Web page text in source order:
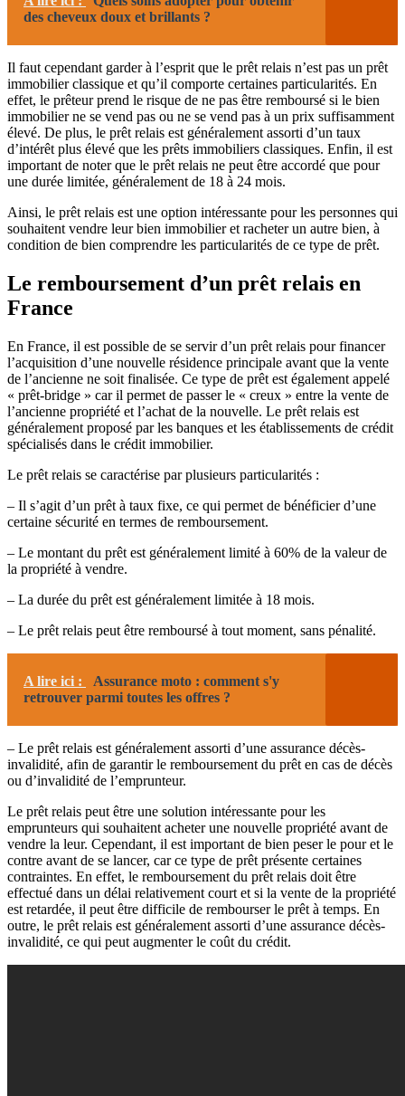
des cheveux doux et brillants ?
Il faut cependant garder à l’esprit que le prêt relais n’est pas un prêt
immobilier classique et qu’il comporte certaines particularités. En
effet, le prêteur prend le risque de ne pas être remboursé si le bien
immobilier ne se vend pas ou ne se vend pas à un prix suffisamment
élevé. De plus, le prêt relais est généralement assorti d’un taux
d’intérêt plus élevé que les prêts immobiliers classiques. Enfin, il est
important de noter que le prêt relais ne peut être accordé que pour
une durée limitée, généralement de 18 à 24 mois.
Ainsi, le prêt relais est une option intéressante pour les personnes qui
souhaitent vendre leur bien immobilier et racheter un autre bien, à
condition de bien comprendre les particularités de ce type de prêt.
Le remboursement d’un prêt relais en
France
En France, il est possible de se servir d’un prêt relais pour financer
l’acquisition d’une nouvelle résidence principale avant que la vente
de l’ancienne ne soit finalisée. Ce type de prêt est également appelé
« prêt-bridge » car il permet de passer le « creux » entre la vente de
l’ancienne propriété et l’achat de la nouvelle. Le prêt relais est
généralement proposé par les banques et les établissements de crédit
spécialisés dans le crédit immobilier.
Le prêt relais se caractérise par plusieurs particularités :
– Il s’agit d’un prêt à taux fixe, ce qui permet de bénéficier d’une
certaine sécurité en termes de remboursement.
– Le montant du prêt est généralement limité à 60% de la valeur de
la propriété à vendre.
– La durée du prêt est généralement limitée à 18 mois.
– Le prêt relais peut être remboursé à tout moment, sans pénalité.
A lire ici :
Assurance moto : comment s'y
retrouver parmi toutes les offres ?
– Le prêt relais est généralement assorti d’une assurance décès-
invalidité, afin de garantir le remboursement du prêt en cas de décès
ou d’invalidité de l’emprunteur.
Le prêt relais peut être une solution intéressante pour les
emprunteurs qui souhaitent acheter une nouvelle propriété avant de
vendre la leur. Cependant, il est important de bien peser le pour et le
contre avant de se lancer, car ce type de prêt présente certaines
contraintes. En effet, le remboursement du prêt relais doit être
effectué dans un délai relativement court et si la vente de la propriété
est retardée, il peut être difficile de rembourser le prêt à temps. En
outre, le prêt relais est généralement assorti d’une assurance décès-
invalidité, ce qui peut augmenter le coût du crédit.